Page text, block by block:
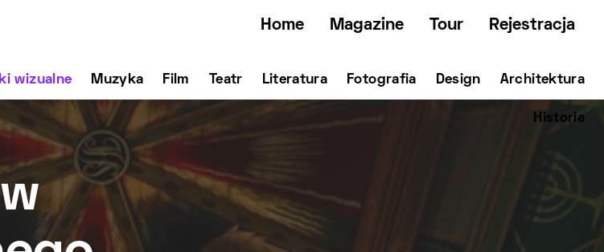
Home Magazine Tour Rejestracja
wizualne Muzyka Film Teatr Literatura Fotografia Design Architektura
Historia